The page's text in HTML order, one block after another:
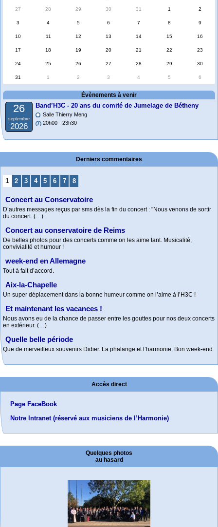
27 28 29 30 31 1 2
3 4 5 6 7 8 9
10 11 12 13 14 15 16
17 18 19 20 21 22 23
24 25 26 27 28 29 30
31 1 2 3 4 5 6
Évènements à venir
26
septembre
2026
Band’H3C - 20 ans du comité de Jumelage de Bétheny
Salle Thierry Meng
20h00 - 23h30
Derniers commentaires
1 2 3 4 5 6 7 8
Concert au Conservatoire
D’autres messages reçus par sms dès la fin du concert : "Nous venons de sortir
du concert. (…)
Concert au conservatoire de Reims
De belles photos pour des concerts comme on les aime tant. Musicalité,
convivialité et humour !
week-end en Allemagne
Tout à fait d’accord.
Aix-la-Chapelle
Un super déplacement dans la bonne humeur comme on l’aime à l’H3C !
Et maintenant les vacances !
Nous avons eu de la chance de passer entre les gouttes pour nos deux concerts
en extérieur. (…)
Quelle belle période
Que de merveilleux souvenirs Didier. La phalange et l’harmonie. Bon week-end
Accès direct
Page FaceBook
Notre Intranet (réservé aux musiciens de l’Harmonie)
Quelques photos
au hasard